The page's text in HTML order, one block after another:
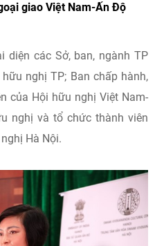
giao Việt Nam-Ấn Độ
các Sở, ban, ngành TP
nghị TP; Ban chấp hành,
của Hội hữu nghị Việt Nam-
nghị và tổ chức thành viên
Hà Nội.